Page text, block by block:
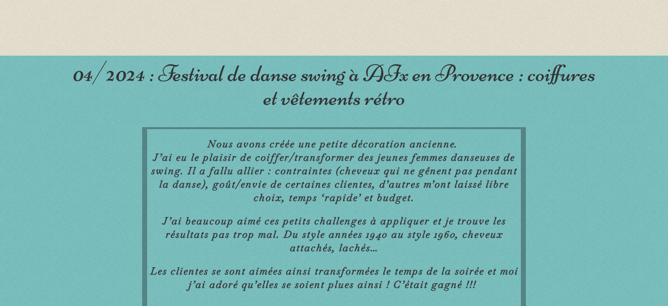
04/2024 : Festival de danse swing à AIx en Provence : coiffures
et vêtements rétro
Nous avons créée une petite décoration ancienne.
J’ai eu le plaisir de coiffer/transformer des jeunes femmes danseuses de
swing. Il a fallu allier : contraintes (cheveux qui ne gênent pas pendant
la danse), goût/envie de certaines clientes, d’autres m’ont laissé libre
choix, temps ‘rapide’ et budget.
J’ai beaucoup aimé ces petits challenges à appliquer et je trouve les
résultats pas trop mal. Du style années 1940 au style 1960, cheveux
attachés, lachés…
Les clientes se sont aimées ainsi transformées le temps de la soirée et moi
j’ai adoré qu’elles se soient plues ainsi ! C’était gagné !!!